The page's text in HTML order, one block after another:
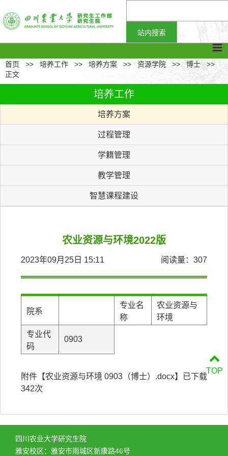
首页 >> 培养工作 >> 培养方案 >> 资源学院 >>博士>>
正文
培养工作
培养方案
过程管理
学籍管理
教学管理
智慧课程建设
农业资源与环境2022版
2023年09月25日 15:11 阅读量： 307
院系
专业名
称
农业资源与
环境
专业代
码
0903
附件【农业资源与环境 0903（博士）.docx】已下载
342次
四川农业大学研究生院
雅安校区：雅安市雨城区新康路46号
TOP